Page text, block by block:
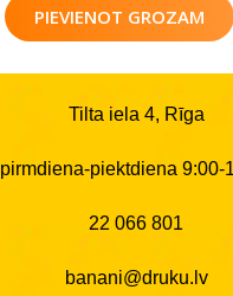
PIEVIENOT GROZAM
Tilta iela 4, Rīga
pirmdiena-piektdiena 9:00-
22 066 801
banani@druku.lv